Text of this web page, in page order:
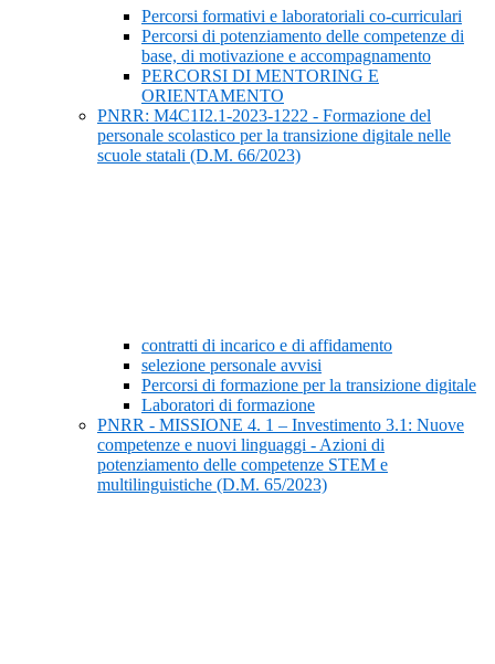
Percorsi formativi e laboratoriali co-curriculari
Percorsi di potenziamento delle competenze di
base, di motivazione e accompagnamento
PERCORSI DI MENTORING E
ORIENTAMENTO
PNRR: M4C1I2.1-2023-1222 - Formazione del
personale scolastico per la transizione digitale nelle
scuole statali (D.M. 66/2023)
contratti di incarico e di affidamento
selezione personale avvisi
Percorsi di formazione per la transizione digitale
Laboratori di formazione
PNRR - MISSIONE 4. 1 – Investimento 3.1: Nuove
competenze e nuovi linguaggi - Azioni di
potenziamento delle competenze STEM e
multilinguistiche (D.M. 65/2023)